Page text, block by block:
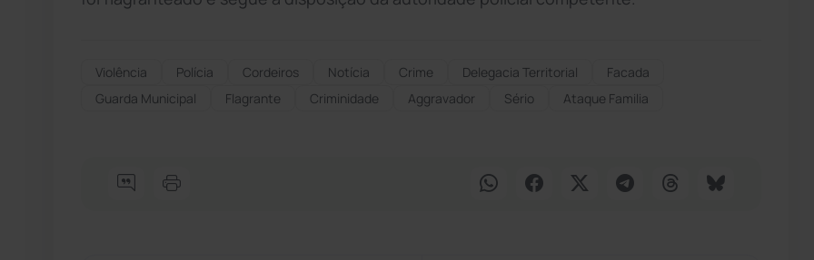
Violência Polícia Cordeiros Notícia Crime Delegacia Territorial
Facada
Guarda Municipal
Flagrante Criminidade Aggravador Sério Ataque Familia